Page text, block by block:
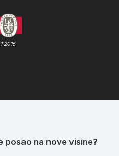
posao na nove visine?